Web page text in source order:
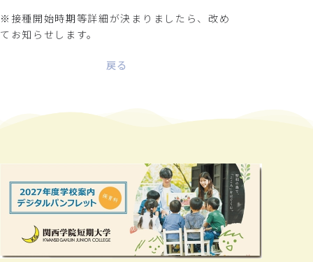
※接種開始時期等詳細が決まりましたら、改め
てお知らせします。
戻る